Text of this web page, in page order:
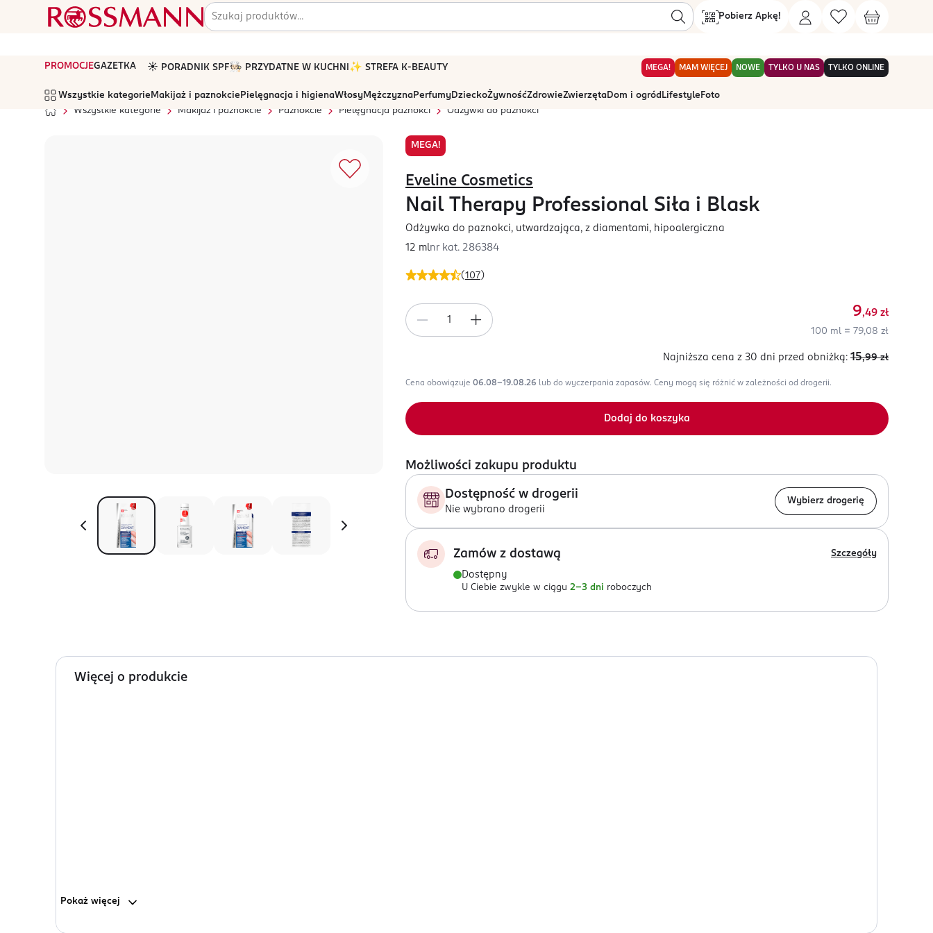
Pobierz Apkę!
PROMOCJEGAZETKA ☀️ PORADNIK SPF🧑🏻‍🍳 PRZYDATNE W KUCHNI ✨ STREFA K-BEAUTY MEGA! MAM WIĘCEJ NOWE TYLKO U NAS TYLKO ONLINE
Wszystkie kategorie Makijaż i paznokcie Pielęgnacja i higienaWłosyMężczyznaPerfumyDzieckoŻywnośćZdrowieZwierzętaDom i ogród Lifestyle Foto
Wszystkie kategorie
Makijaż i paznokcie Paznokcie Pielęgnacja paznokci Odżywki do paznokci
MEGA!
(107)
Eveline Cosmetics
Nail Therapy Professional Siła i Blask
Odżywka do paznokci, utwardzająca, z diamentami, hipoalergiczna
12 mlnr kat. 286384
9,49 zł
100 ml = 79,08 zł
Najniższa cena z 30 dni przed obniżką: 15,99 zł
Cena obowiązuje 06.08-19.08.26 lub do wyczerpania zapasów. Ceny mogą się różnić w zależności od drogerii.
Dodaj do koszyka
Możliwości zakupu produktu
Dostępność w drogerii
Nie wybrano drogerii
Wybierz drogerię
Zamów z dostawą Szczegóły
Dostępny
U Ciebie zwykle w ciągu 2-3 dni roboczych
Więcej o produkcie
Pokaż więcej